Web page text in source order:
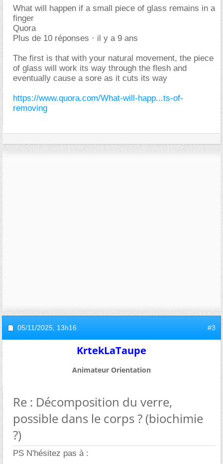
What will happen if a small piece of glass remains in a
finger
Quora
Plus de 10 réponses · il y a 9 ans
The first is that with your natural movement, the piece
of glass will work its way through the flesh and
eventually cause a sore as it cuts its way
https://www.quora.com/What-will-happ...ts-of-
removing
05/11/2025, 13h16 #3
KrtekLaTaupe
Animateur Orientation
Re : Décomposition du verre,
possible dans le corps ? (biochimie
?)
PS N'hésitez pas à :